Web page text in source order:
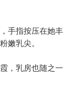
手指按压在她丰
嫩乳尖。
，乳房也随之一